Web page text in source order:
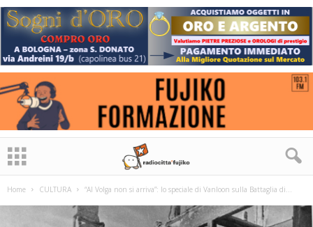
Home CULTURA “Al Volga non si arriva”: lo speciale di Vanloon sulla Battaglia di...